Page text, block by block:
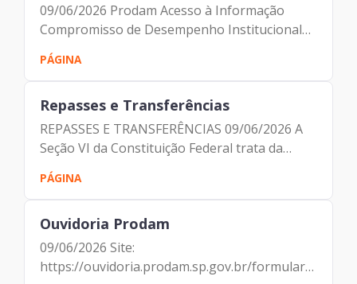
09/06/2026 Prodam Acesso à Informação
Compromisso de Desempenho Institucional
Compromisso de desempenho institucional O
documento de Compromisso de Desempenho
Institucional tem por objeto o...
PÁGINA
Repasses e Transferências
REPASSES E TRANSFERÊNCIAS 09/06/2026 A
Seção VI da Constituição Federal trata da
divisão da arrecadação entre Municípios,
Estados, Distrito Federal e União, e também
autoriza e regulamenta os...
PÁGINA
Ouvidoria Prodam
09/06/2026 Site:
https://ouvidoria.prodam.sp.gov.br/formulario